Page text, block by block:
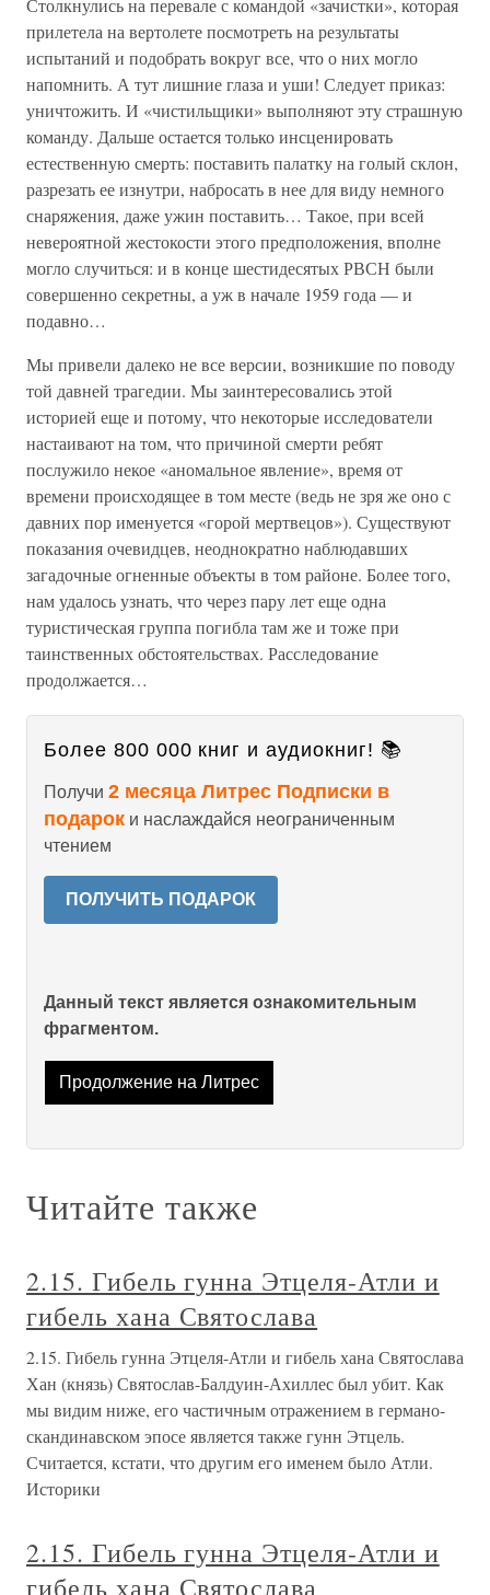
Столкнулись на перевале с командой «зачистки», которая
прилетела на вертолете посмотреть на результаты
испытаний и подобрать вокруг все, что о них могло
напомнить. А тут лишние глаза и уши! Следует приказ:
уничтожить. И «чистильщики» выполняют эту страшную
команду. Дальше остается только инсценировать
естественную смерть: поставить палатку на голый склон,
разрезать ее изнутри, набросать в нее для виду немного
снаряжения, даже ужин поставить… Такое, при всей
невероятной жестокости этого предположения, вполне
могло случиться: и в конце шестидесятых РВСН были
совершенно секретны, а уж в начале 1959 года — и
подавно…
Мы привели далеко не все версии, возникшие по поводу
той давней трагедии. Мы заинтересовались этой
историей еще и потому, что некоторые исследователи
настаивают на том, что причиной смерти ребят
послужило некое «аномальное явление», время от
времени происходящее в том месте (ведь не зря же оно с
давних пор именуется «горой мертвецов»). Существуют
показания очевидцев, неоднократно наблюдавших
загадочные огненные объекты в том районе. Более того,
нам удалось узнать, что через пару лет еще одна
туристическая группа погибла там же и тоже при
таинственных обстоятельствах. Расследование
продолжается…
Более 800 000 книг и аудиокниг! 📚
Получи 2 месяца Литрес Подписки в
подарок и наслаждайся неограниченным
чтением
ПОЛУЧИТЬ ПОДАРОК
Данный текст является ознакомительным
фрагментом.
Продолжение на Литрес
Читайте также
2.15. Гибель гунна Этцеля-Атли и
гибель хана Святослава
2.15. Гибель гунна Этцеля-Атли и гибель хана Святослава
Хан (князь) Святослав-Балдуин-Ахиллес был убит. Как
мы видим ниже, его частичным отражением в германо-
скандинавском эпосе является также гунн Этцель.
Считается, кстати, что другим его именем было Атли.
Историки
2.15. Гибель гунна Этцеля-Атли и
гибель хана Святослава